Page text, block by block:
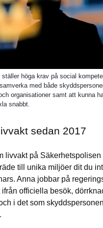
höga krav på social
med både
organisationer samt att kunna
snabbt.
sedan 2017
livvakt på
till unika miljöer dit du
Anna jobbar på
ifrån officiella besök,
i det som